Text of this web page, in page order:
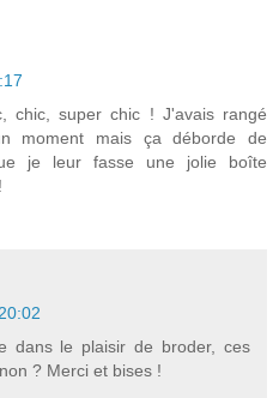
chic, super chic ! J'avais rangé
mais ça déborde de
je leur fasse une jolie boîte
dans le plaisir de broder, ces
? Merci et bises !